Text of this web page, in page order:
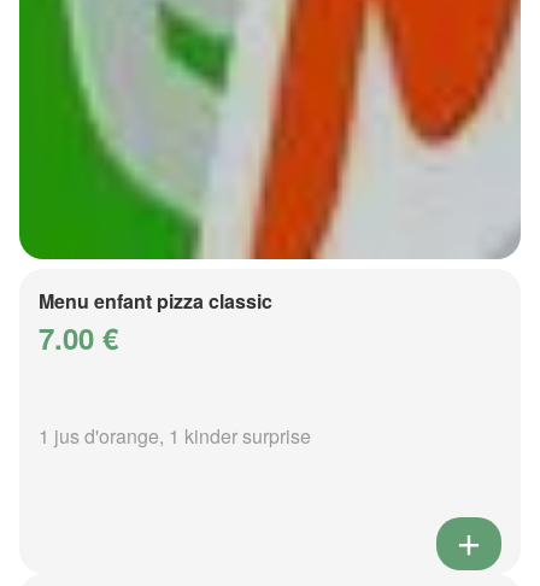
Menu enfant pizza classic
7.00 €
1 jus d'orange, 1 kinder surprise